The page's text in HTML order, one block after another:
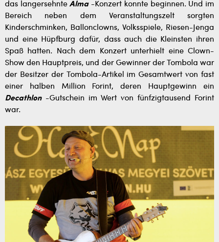
das langersehnteAlma-Konzert konnte beginnen. Und im
Bereich neben dem Veranstaltungszelt sorgten
Kinderschminken, Ballonclowns, Volksspiele, Riesen-Jenga
und eine Hüpfburg dafür, dass auch die Kleinsten ihren
Spaß hatten. Nach dem Konzert unterhielt eine Clown-
Show den Hauptpreis, und der Gewinner der Tombola war
der Besitzer der Tombola-Artikel im Gesamtwert von fast
einer halben Million Forint, deren Hauptgewinn ein
Decathlon-Gutschein im Wert von fünfzigtausend Forint
war.